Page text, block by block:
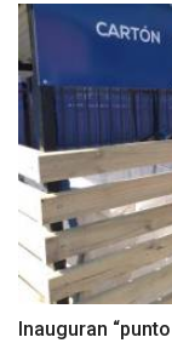
Inauguran